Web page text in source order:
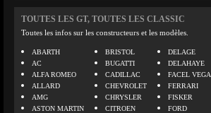
TOUTES LES GT, TOUTES LES CLASSIC
Toutes les infos sur les constructeurs et les modèles.
ABARTH
AC
ALFA ROMEO
ALLARD
AMG
ASTON MARTIN
BRISTOL
BUGATTI
CADILLAC
CHEVROLET
CHRYSLER
CITROEN
DELAGE
DELAHAYE
FACEL VEGA
FERRARI
FISKER
FORD